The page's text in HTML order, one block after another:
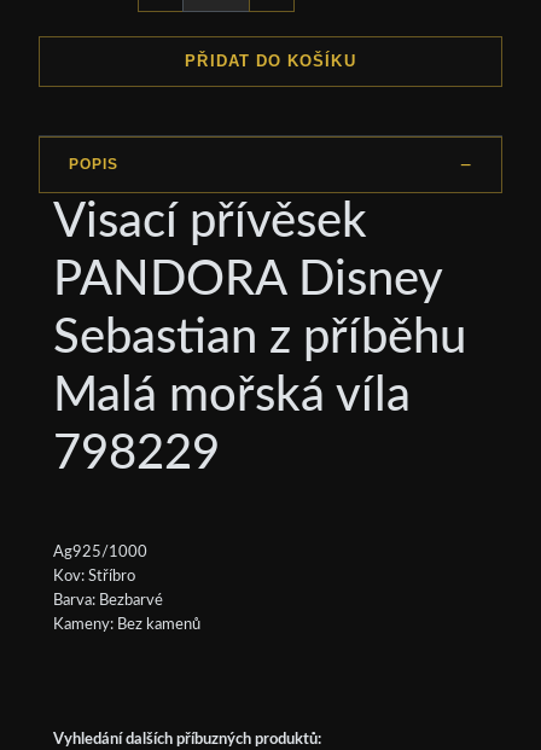
PŘIDAT DO KOŠÍKU
POPIS
Visací přívěsek
PANDORA Disney
Sebastian z příběhu
Malá mořská víla
798229
Ag925/1000
Kov: Stříbro
Barva: Bezbarvé
Kameny: Bez kamenů
Vyhledání dalších příbuzných produktů: